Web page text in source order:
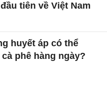
tiên về Việt Nam
huyết áp có thể
phê hàng ngày?